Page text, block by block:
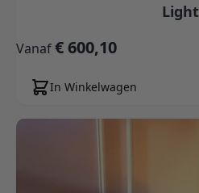
Light
Vanaf€ 600,10
In Winkelwagen